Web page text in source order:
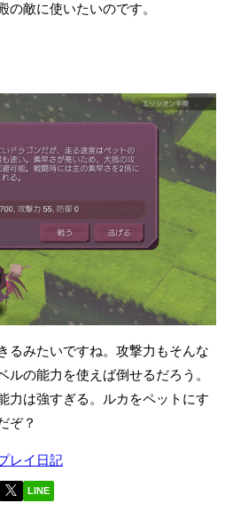
の敵に使いたいのです。
るみたいですね。攻撃力もそんな
ルの能力を使えば倒せるだろう。
力は強すぎる。ルカをペットにす
ぞ？
レイ日記
LINE